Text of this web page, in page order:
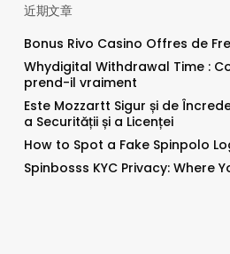
近期文章
Bonus Rivo Casino Offres de
Whydigital Withdrawal Time :
prend-il vraiment
Este Mozzartt Sigur și de
a Securității și a Licenței
How to Spot a Fake Spinpolo
Spinbosss KYC Privacy: Where